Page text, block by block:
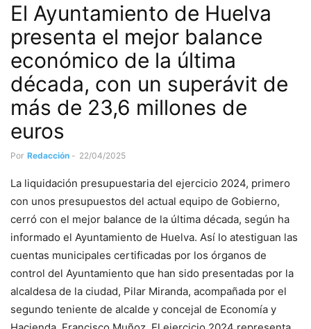
El Ayuntamiento de Huelva
presenta el mejor balance
económico de la última
década, con un superávit de
más de 23,6 millones de
euros
Por Redacción - 22/04/2025
La liquidación presupuestaria del ejercicio 2024, primero
con unos presupuestos del actual equipo de Gobierno,
cerró con el mejor balance de la última década, según ha
informado el Ayuntamiento de Huelva. Así lo atestiguan las
cuentas municipales certificadas por los órganos de
control del Ayuntamiento que han sido presentadas por la
alcaldesa de la ciudad, Pilar Miranda, acompañada por el
segundo teniente de alcalde y concejal de Economía y